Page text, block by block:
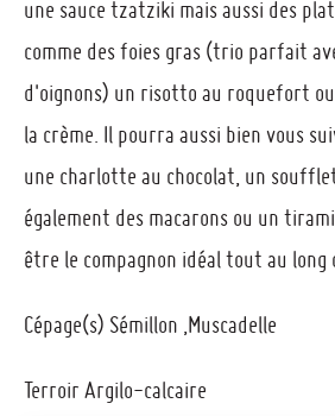
une sauce tzatziki mais aussi des
comme des foies gras (trio parfait
d'oignons) un risotto au roquefort
la crème. Il pourra aussi bien vous
une charlotte au chocolat, un
également des macarons ou un
être le compagnon idéal tout au long
Cépage(s) Sémillon ,Muscadelle
Terroir Argilo-calcaire